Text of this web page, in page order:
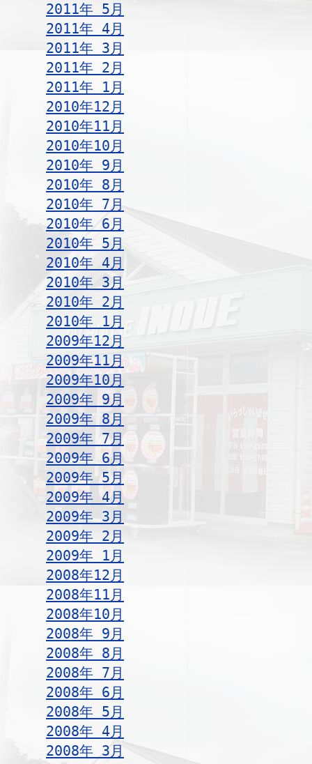
2011年 5月
2011年 4月
2011年 3月
2011年 2月
2011年 1月
2010年12月
2010年11月
2010年10月
2010年 9月
2010年 8月
2010年 7月
2010年 6月
2010年 5月
2010年 4月
2010年 3月
2010年 2月
2010年 1月
2009年12月
2009年11月
2009年10月
2009年 9月
2009年 8月
2009年 7月
2009年 6月
2009年 5月
2009年 4月
2009年 3月
2009年 2月
2009年 1月
2008年12月
2008年11月
2008年10月
2008年 9月
2008年 8月
2008年 7月
2008年 6月
2008年 5月
2008年 4月
2008年 3月